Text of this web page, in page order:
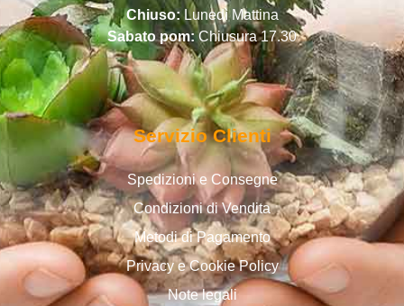
Chiuso:Lunedì Mattina
Sabato pom:Chiusura 17.30
Servizio Clienti
Spedizioni e Consegne
Condizioni di Vendita
Metodi di Pagamento
Privacy e Cookie Policy
Note legali